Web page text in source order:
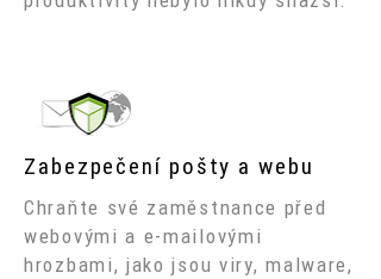
Zabezpečení pošty a webu
Chraňte své zaměstnance před
webovými a e-mailovými
hrozbami, jako jsou viry, malware,